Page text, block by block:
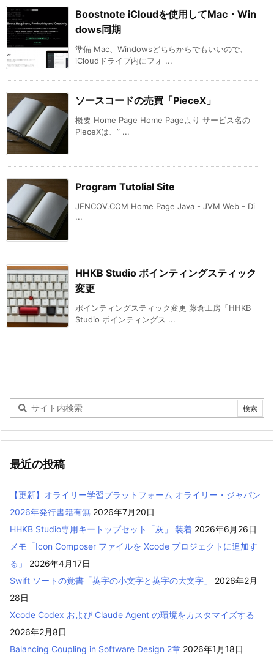
Boostnote iCloudを使用してMac・Win
dows同期
準備 Mac、Windowsどちらからでもいいので、
iCloudドライブ内にフォ ...
ソースコードの売買「PieceX」
概要 Home Page Home Pageより サービス名の
PieceXは、” ...
Program Tutolial Site
JENCOV.COM Home Page Java - JVM Web - Di
...
HHKB Studio ポインティングスティック
変更
ポインティングスティック変更 藤倉工房「HHKB
Studio ポインティングス ...
最近の投稿
【更新】オライリー学習プラットフォーム オライリー・ジャパン
2026年発行書籍有無 2026年7月20日
HHKB Studio専用キートップセット「灰」 装着 2026年6月26日
メモ「Icon Composer ファイルを Xcode プロジェクトに追加す
る」
2026年4月17日
Swift ソートの覚書「英字の小文字と英字の大文字」
2026年2月
28日
Xcode Codex および Claude Agent の環境をカスタマイズする
2026年2月8日
Balancing Coupling in Software Design 2章 2026年1月18日